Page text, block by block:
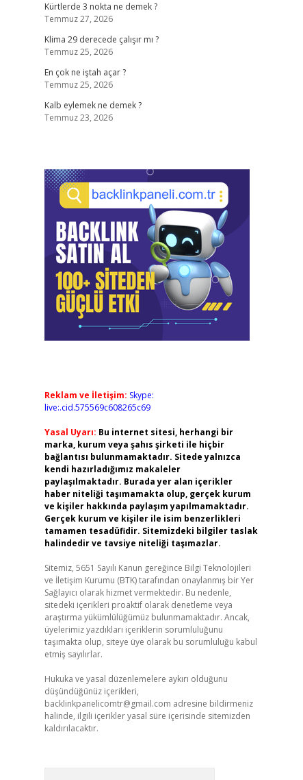
Kürtlerde 3 nokta ne demek ?
Temmuz 27, 2026
Klima 29 derecede çalışır mı ?
Temmuz 25, 2026
En çok ne iştah açar ?
Temmuz 25, 2026
Kalb eylemek ne demek ?
Temmuz 23, 2026
Reklam ve İletişim: Skype:
live:.cid.575569c608265c69
Yasal Uyarı: Bu internet sitesi, herhangi bir
marka, kurum veya şahıs şirketi ile hiçbir
bağlantısı bulunmamaktadır. Sitede yalnızca
kendi hazırladığımız makaleler
paylaşılmaktadır. Burada yer alan içerikler
haber niteliği taşımamakta olup, gerçek kurum
ve kişiler hakkında paylaşım yapılmamaktadır.
Gerçek kurum ve kişiler ile isim benzerlikleri
tamamen tesadüfidir. Sitemizdeki bilgiler taslak
halindedir ve tavsiye niteliği taşımazlar.
Sitemiz, 5651 Sayılı Kanun gereğince Bilgi Teknolojileri
ve İletişim Kurumu (BTK) tarafından onaylanmış bir Yer
Sağlayıcı olarak hizmet vermektedir. Bu nedenle,
sitedeki içerikleri proaktif olarak denetleme veya
araştırma yükümlülüğümüz bulunmamaktadır. Ancak,
üyelerimiz yazdıkları içeriklerin sorumluluğunu
taşımakta olup, siteye üye olarak bu sorumluluğu kabul
etmiş sayılırlar.
Hukuka ve yasal düzenlemelere aykırı olduğunu
düşündüğünüz içerikleri,
backlinkpanelicomtr@gmail.com adresine bildirmeniz
halinde, ilgili içerikler yasal süre içerisinde sitemizden
kaldırılacaktır.